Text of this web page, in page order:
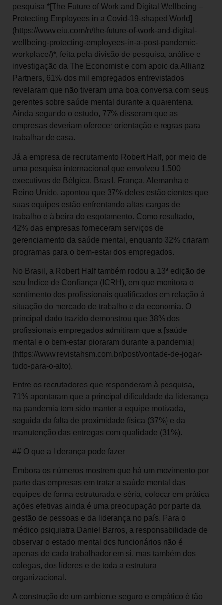
pesquisa *[The Future of Work and Digital Wellbeing –
Protecting Employees in a Covid-19-shaped World]
(https://www.eiu.com/n/the-future-of-work-and-digital-
wellbeing-protecting-employees-in-a-post-pandemic-
workplace/)*, feita pela divisão de pesquisa, análise e
investigação da The Economist e com apoio da Allianz
Partners, 61% dos mil empregados entrevistados
revelaram que não tiveram uma boa conversa com seus
gerentes sobre saúde mental durante a quarentena.
Ainda segundo o estudo, 77% disseram que as
empresas deveriam oferecer orientação e regras para
trabalhar de casa.
Já a empresa de recrutamento Robert Half, por meio de
uma pesquisa internacional que envolveu 1.500
executivos de Bélgica, Brasil, França, Alemanha e
Reino Unido, apontou que 37% deles estão cientes que
suas equipes estão enfrentando altas cargas de
trabalho e à beira do esgotamento. Como resultado,
42% das empresas forneceram serviços de
gerenciamento da saúde mental, enquanto 32% criaram
programas para o bem-estar dos empregados.
No Brasil, a Robert Half também rodou a 13ª edição de
seu Índice de Confiança (ICRH), em que monitora o
sentimento dos profissionais qualificados em relação à
situação do mercado de trabalho e da economia. O
principal dado trazido demonstrou que 38% dos
profissionais empregados admitiram que a [saúde
mental e o bem-estar pioraram durante a pandemia]
(https://www.revistahsm.com.br/post/vontade-de-jogar-
tudo-para-o-alto).
Entre os recrutadores que responderam à pesquisa,
71% apontaram que a principal dificuldade da liderança
na pandemia tem sido manter a equipe motivada,
seguida da falta de proximidade física (37%) e da
manutenção das entregas com qualidade (31%).
## O que a liderança pode fazer
Embora os números mostrem que há um movimento por
parte das empresas em tratar a saúde mental das
equipes de forma estruturada e séria, colocar em prática
ações efetivas ainda é uma preocupação por parte da
gestão de pessoas e da liderança no país. Para o
médico psiquiatra Daniel Barros, a responsabilidade de
observar o estado mental dos funcionários não é
apenas de cada trabalhador em si, mas também dos
colegas, dos líderes e de toda a estrutura
organizacional.
A construção de um ambiente seguro e empático é tão